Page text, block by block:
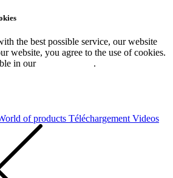
the best possible service, our website
website, you agree to the use of cookies.
in our
.
of products Téléchargement Videos